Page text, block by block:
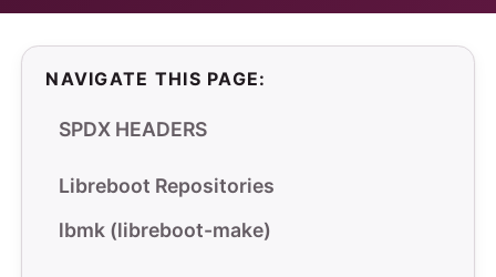
NAVIGATE THIS PAGE:
SPDX HEADERS
Libreboot Repositories
lbmk (libreboot-make)